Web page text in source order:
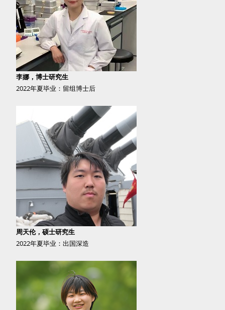
李娜，博士研究生
2022年夏毕业：留组博士后
周天伦，硕士研究生
2022年夏毕业：出国深造